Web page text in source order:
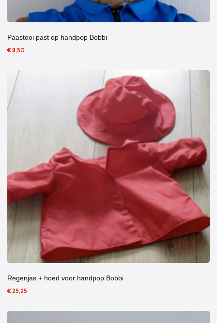
Paastooi past op handpop Bobbi
€ 8,50
Regenjas + hoed voor handpop Bobbi
€ 25,25